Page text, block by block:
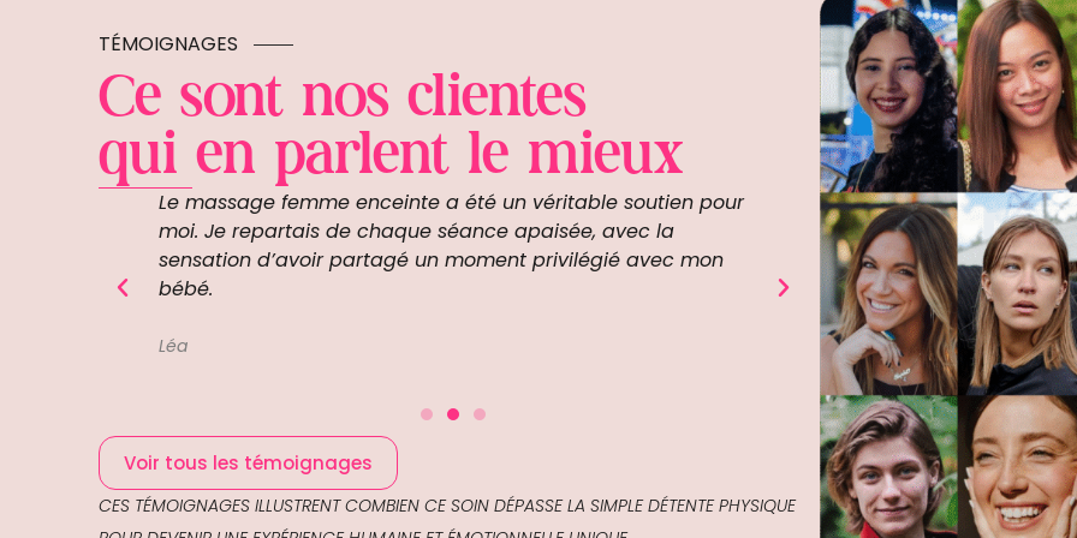
TÉMOIGNAGES
Ce sont nos clientes
qui en parlent le mieux
Le massage femme enceinte a été un véritable soutien pour
moi. Je repartais de chaque séance apaisée, avec la
sensation d’avoir partagé un moment privilégié avec mon
bébé.
Léa
Pour ma deuxième grossesse,
du mal à me détendre. Le
permis de relâcher la pression
pour moi. Après chaque
et plus sereine face à
Voir tous les témoignages
CES TÉMOIGNAGES ILLUSTRENT COMBIEN CE SOIN DÉPASSE LA SIMPLE DÉTENTE PHYSIQUE